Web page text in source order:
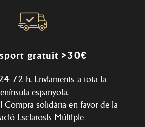
gratuït >30€
72 h. Enviaments a tota la
espanyola.
solidària en favor de la
Esclarosis Múltiple